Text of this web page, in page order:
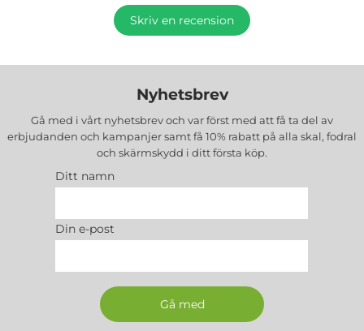
Skriv en recension
Nyhetsbrev
Gå med i vårt nyhetsbrev och var först med att få ta del av
erbjudanden och kampanjer samt få 10% rabatt på alla skal, fodral
och skärmskydd i ditt första köp.
Ditt namn
Din e-post